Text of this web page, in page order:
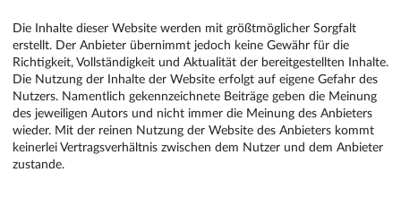
Die Inhalte dieser Website werden mit größtmöglicher Sorgfalt
erstellt. Der Anbieter übernimmt jedoch keine Gewähr für die
Richtigkeit, Vollständigkeit und Aktualität der bereitgestellten Inhalte.
Die Nutzung der Inhalte der Website erfolgt auf eigene Gefahr des
Nutzers. Namentlich gekennzeichnete Beiträge geben die Meinung
des jeweiligen Autors und nicht immer die Meinung des Anbieters
wieder. Mit der reinen Nutzung der Website des Anbieters kommt
keinerlei Vertragsverhältnis zwischen dem Nutzer und dem Anbieter
zustande.